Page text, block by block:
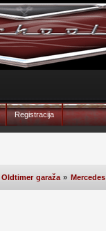
Registracija
Oldtimer garaža »